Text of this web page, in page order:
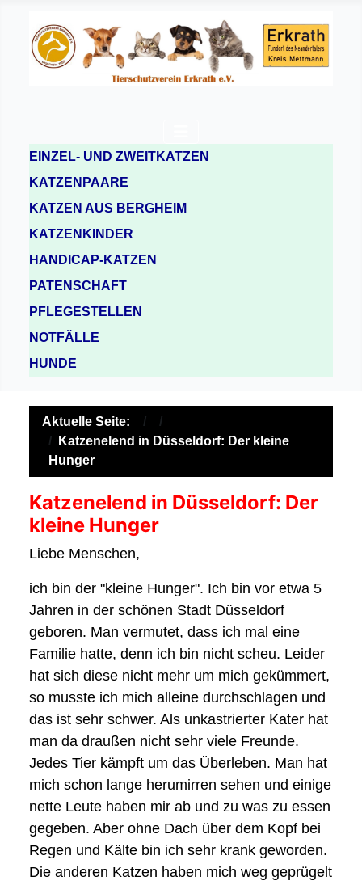
EINZEL- UND ZWEITKATZEN
KATZENPAARE
KATZEN AUS BERGHEIM
KATZENKINDER
HANDICAP-KATZEN
PATENSCHAFT
PFLEGESTELLEN
NOTFÄLLE
HUNDE
Aktuelle Seite:
Katzenelend in Düsseldorf: Der kleine
Hunger
Katzenelend in Düsseldorf: Der
kleine Hunger
Liebe Menschen,
ich bin der "kleine Hunger". Ich bin vor etwa 5
Jahren in der schönen Stadt Düsseldorf
geboren. Man vermutet, dass ich mal eine
Familie hatte, denn ich bin nicht scheu. Leider
hat sich diese nicht mehr um mich gekümmert,
so musste ich mich alleine durchschlagen und
das ist sehr schwer. Als unkastrierter Kater hat
man da draußen nicht sehr viele Freunde.
Jedes Tier kämpft um das Überleben. Man hat
mich schon lange herumirren sehen und einige
nette Leute haben mir ab und zu was zu essen
gegeben. Aber ohne Dach über dem Kopf bei
Regen und Kälte bin ich sehr krank geworden.
Die anderen Katzen haben mich weg geprügelt